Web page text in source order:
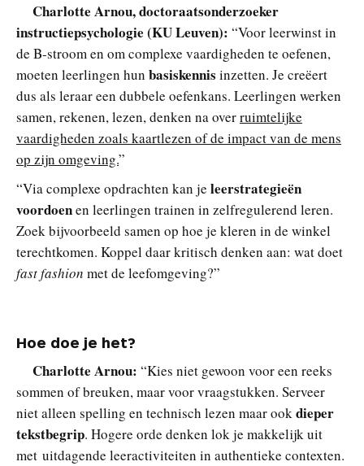
Charlotte Arnou, doctoraatsonderzoeker
instructiepsychologie (KU Leuven): “Voor leerwinst in
de B-stroom en om complexe vaardigheden te oefenen,
moeten leerlingen hun basiskennis inzetten. Je creëert
dus als leraar een dubbele oefenkans. Leerlingen werken
samen, rekenen, lezen, denken na overruimtelijke
vaardigheden zoals kaartlezen of de impact van de mens
op zijn omgeving.”
“Via complexe opdrachten kan je leerstrategieën
voordoenen leerlingen trainen in zelfregulerend leren.
Zoek bijvoorbeeld samen op hoe je kleren in de winkel
terechtkomen. Koppel daar kritisch denken aan: wat doet
fast fashion met de leefomgeving?”
Hoe doe je het?
Charlotte Arnou: “Kies niet gewoon voor een reeks
sommen of breuken, maar voor vraagstukken. Serveer
niet alleen spelling en technisch lezen maar ookdieper
tekstbegrip. Hogere orde denken lok je makkelijk uit
met uitdagende leeractiviteiten in authentieke contexten.